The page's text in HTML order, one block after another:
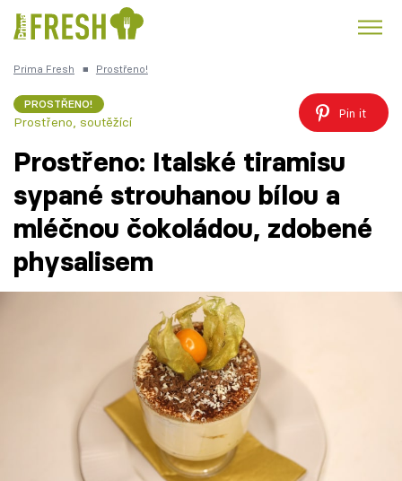
Česká kuchyně
Témata
Škola vaření
Recepty z TV
Prima Fresh ■ Prostřeno!
PROSTŘENO!
Prostřeno, soutěžící
Pin it
Prostřeno: Italské tiramisu
sypané strouhanou bílou a
mléčnou čokoládou, zdobené
physalisem